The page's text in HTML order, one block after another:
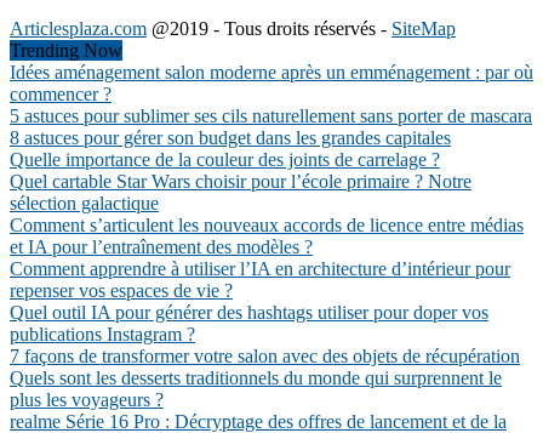
Articlesplaza.com @2019 - Tous droits réservés - SiteMap
Trending Now
Idées aménagement salon moderne après un emménagement : par où
commencer ?
5 astuces pour sublimer ses cils naturellement sans porter de mascara
8 astuces pour gérer son budget dans les grandes capitales
Quelle importance de la couleur des joints de carrelage ?
Quel cartable Star Wars choisir pour l’école primaire ? Notre
sélection galactique
Comment s’articulent les nouveaux accords de licence entre médias
et IA pour l’entraînement des modèles ?
Comment apprendre à utiliser l’IA en architecture d’intérieur pour
repenser vos espaces de vie ?
Quel outil IA pour générer des hashtags utiliser pour doper vos
publications Instagram ?
7 façons de transformer votre salon avec des objets de récupération
Quels sont les desserts traditionnels du monde qui surprennent le
plus les voyageurs ?
realme Série 16 Pro : Décryptage des offres de lancement et de la